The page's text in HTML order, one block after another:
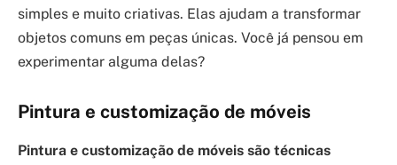
simples e muito criativas. Elas ajudam a transformar
objetos comuns em peças únicas. Você já pensou em
experimentar alguma delas?
Pintura e customização de móveis
Pintura e customização de móveis são técnicas